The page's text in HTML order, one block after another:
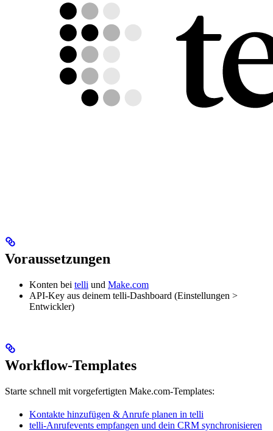
Voraussetzungen
Konten bei telli und Make.com
API-Key aus deinem telli-Dashboard (Einstellungen >
Entwickler)
Workflow-Templates
Starte schnell mit vorgefertigten Make.com-Templates:
Kontakte hinzufügen & Anrufe planen in telli
telli-Anrufevents empfangen und dein CRM synchronisieren